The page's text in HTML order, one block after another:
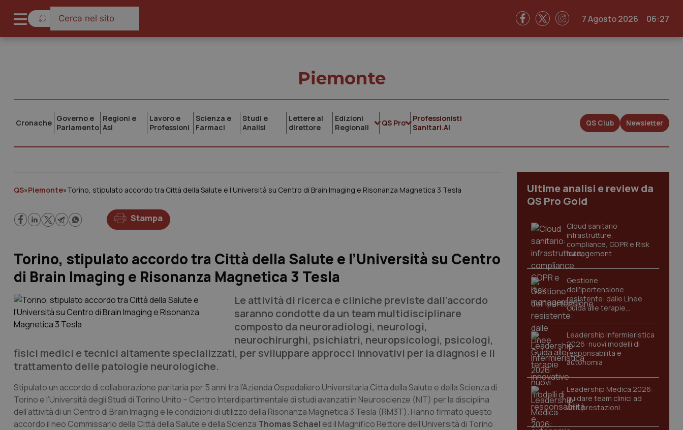
7 Agosto 2026 06:27
Piemonte
Cronache Governo e
Parlamento
Regioni e
Asl
Lavoro e
Professioni
Scienza e
Farmaci
Studi e
Analisi
Lettere al
direttore
Edizioni
Regionali
QS Pro
Professionisti
Sanitari.AI
QS Club Newsletter
QS»Piemonte»Torino, stipulato accordo tra Città della Salute e l’Università su Centro di Brain Imaging e Risonanza Magnetica 3 Tesla
Stampa
Torino, stipulato accordo tra Città della Salute e l’Università su Centro
di Brain Imaging e Risonanza Magnetica 3 Tesla
Le attività di ricerca e cliniche previste dall’accordo
saranno condotte da un team multidisciplinare
composto da neuroradiologi, neurologi,
neurochirurghi, psichiatri, neuropsicologi, psicologi,
fisici medici e tecnici altamente specializzati, per sviluppare approcci innovativi per la diagnosi e il
trattamento delle patologie neurologiche.
Stipulato un accordo di collaborazione paritaria per 5 anni tra l’Azienda Ospedaliero Universitaria Città della Salute e della Scienza di
Torino e l’Università degli Studi di Torino Unito – Centro Interdipartimentale di studi avanzati in Neuroscienze (NIT) per la disciplina
dell’attività di un Centro di Brain Imaging e le condizioni di utilizzo della Risonanza Magnetica 3 Tesla (RM3T). Hanno firmato questo
accordo il neo Commissario della Città della Salute e della Scienza Thomas Schael ed il Magnifico Rettore dell’Università di Torino
Ultime analisi e review da
QS Pro Gold
Cloud sanitario:
infrastrutture,
compliance, GDPR e Risk
management
Gestione
dell'Ipertensione
resistente: dalle Linee
Guida alle terapie
innovative
Leadership Infermieristica
2026: nuovi modelli di
responsabilità e
autonomia
Leadership Medica 2026:
guidare team clinici ad
alte prestazioni